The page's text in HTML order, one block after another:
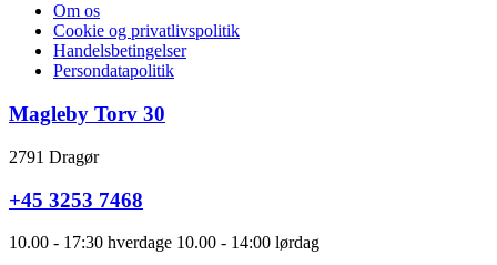
Om os
Cookie og privatlivspolitik
Handelsbetingelser
Persondatapolitik
Magleby Torv 30
2791 Dragør
+45 3253 7468
10.00 - 17:30 hverdage 10.00 - 14:00 lørdag